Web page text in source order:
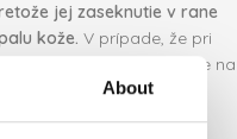
About
jej zaseknutie v rane
kože. V prípade, že pri
lekára alebo zájdite na
vyberú rýchlo